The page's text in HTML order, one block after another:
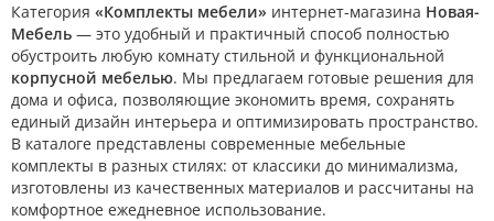
Категория «Комплекты мебели» интернет-магазина Новая-
Мебель — это удобный и практичный способ полностью
обустроить любую комнату стильной и функциональной
корпусной мебелью. Мы предлагаем готовые решения для
дома и офиса, позволяющие экономить время, сохранять
единый дизайн интерьера и оптимизировать пространство.
В каталоге представлены современные мебельные
комплекты в разных стилях: от классики до минимализма,
изготовлены из качественных материалов и рассчитаны на
комфортное ежедневное использование.